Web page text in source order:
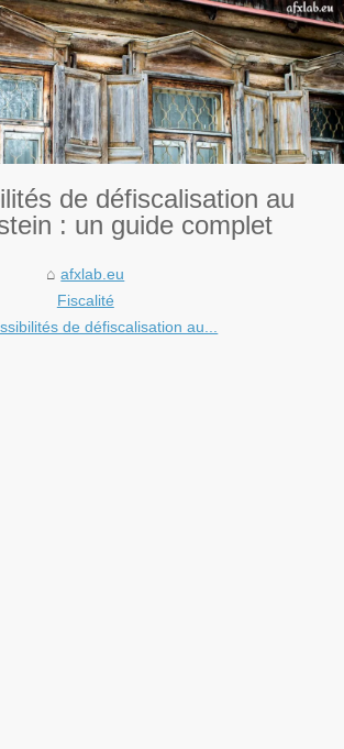
de défiscalisation au
: un guide complet
afxlab.eu
Fiscalité
de défiscalisation au...